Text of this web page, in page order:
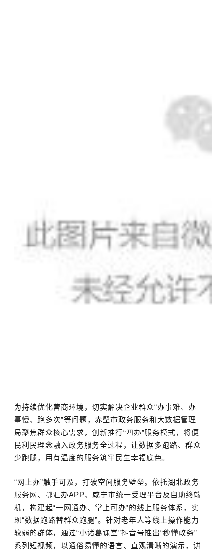
为持续优化营商环境，切实解决企业群众“办事难、办
事慢、跑多次”等问题，赤壁市政务服务和大数据管理
局聚焦群众核心需求，创新推行“四办”服务模式，将便
民利民理念融入政务服务全过程，让数据多跑路、群众
少跑腿，用有温度的服务筑牢民生幸福底色。
“网上办”触手可及，打破空间服务壁垒。依托湖北政务
服务网、鄂汇办APP、咸宁市统一受理平台及自助终端
机，构建起“一网通办、掌上可办”的线上服务体系，实
现“数据跑路替群众跑腿”。针对老年人等线上操作能力
较弱的群体，通过“小诸葛课堂”抖音号推出“秒懂政务”
系列短视频，以通俗易懂的语言、直观清晰的演示，讲